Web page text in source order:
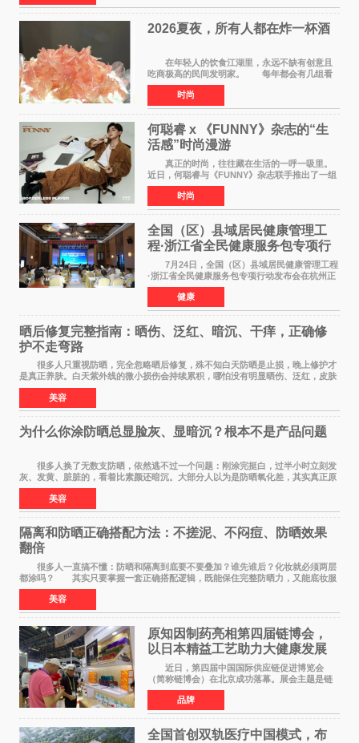
2026夏夜，所有人都在炸一杯酒
在年轻人的饮食江湖里，永远不缺有创意且
吃商极高的民间发明家。 每年都会有几组看
似离谱、尝试后火遍全网的新奇搭配在互联网上
名垂千史。 前些年有人解锁了纯牛奶煮爆辣
火鸡面的隐藏吃
时尚
何聪睿 x 《FUNNY》杂志的“生
活感”时尚漫游
真正的时尚，往往藏在生活的一呼一吸里。
近日，何聪睿与《FUNNY》杂志联手推出了一组
质感大片，不刻意摆弄姿势，而是将镜头对准了
那些看似寻常却充满戏剧张力的生活瞬间，让高
级感在松弛的氛围
时尚
全国（区）县域居民健康管理工
程·浙江省全民健康服务包专项行
动发布会在杭启幕
7月24日，全国（区）县域居民健康管理工程
·浙江省全民健康服务包专项行动发布会在杭州正
式启幕。来自全国各地的医疗领域权威专家、知
名机构负责人及项目合作伙伴齐聚西子湖畔，共
同见证浙江全
健康
晒后修复完整指南：晒伤、泛红、暗沉、干痒，正确修
护不走弯路
很多人只重视防晒，完全忽略晒后修复，殊不知白天防晒是止损，晚上修护才
是真正养肤。白天紫外线的微小损伤会持续累积，哪怕没有明显晒伤、泛红，皮肤
也会处于轻微炎症、缺水、疲劳状态。如果
美容
为什么你涂防晒总显脸灰、显暗沉？根本不是产品问题
很多人换了无数支防晒，依然逃不过一个问题：刚涂完挺白，过半小时立刻发
灰、发黄、脏脏的，看着比素颜还暗沉。大部分人以为是防晒氧化差，其实真正原
因，90%的人都搞错了。 首先纠正一个误
美容
隔离和防晒正确搭配方法：不搓泥、不闷痘、防晒效果
翻倍
很多人一直搞不懂：防晒和隔离到底要不要叠加？谁先谁后？化妆就必须两层
都涂吗？ 其实只要掌握一套正确搭配逻辑，既能保住完整防晒力，又能底妆服
帖不搓泥、不闷痘，新手也能一次学会。
美容
原知因制药亮相第四届链博会，
以日本精益工艺助力大健康发展
近日，第四届中国国际供应链促进博览会
（简称链博会）在北京成功落幕。展会主题是链
接世界，共创未来，现场设置的6链1展区覆盖了
全产业生态。本届链博会聚焦加快培育发展新质
生产力，实物化地
品牌
全国首创双轨医疗中国模式，布